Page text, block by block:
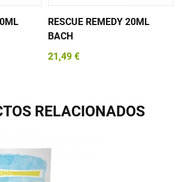
RESCUE REMEDY 20ML
BACH
21,49 €
RELACIONADOS